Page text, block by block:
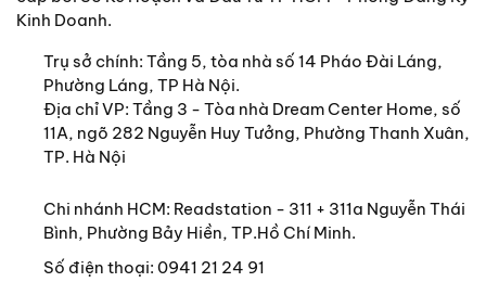
ĐẶC ĐIỂM NỔI BẬT CỦA CUỐN SÁCH
“Tôi đã đọc đi đọc lại cuốn Nam kỳ [Nam kỳ và cư
dân: Các tỉnh miền Tây] của ông. Những chi tiết
nhỏ nhất đã được nắm bắt và trình bày bằng sự
sinh động và xác tín của người đã chứng kiến, đã
tham gia vào công cuộc gian lao cũng như những
giả cho tác phẩm của mình.
Kinh Doanh.
Trụ sở chính: Tầng 5, tòa nhà số 14 Pháo Đài Láng,
Phường Láng, TP Hà Nội.
Địa chỉ VP: Tầng 3 - Tòa nhà Dream Center Home, số
11A, ngõ 282 Nguyễn Huy Tưởng, Phường Thanh Xuân,
TP. Hà Nội
Chi nhánh HCM: Readstation - 311 + 311a Nguyễn Thái
Bình, Phường Bảy Hiền, TP.Hồ Chí Minh.
Số điện thoại: 0941 21 24 91